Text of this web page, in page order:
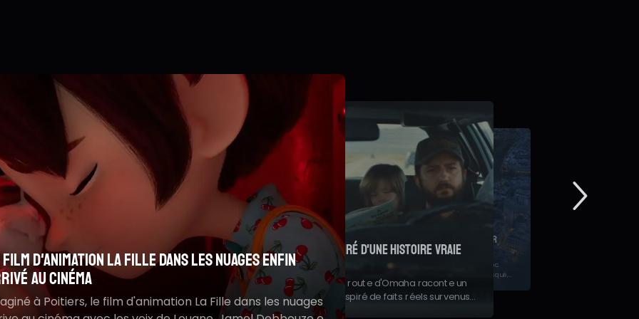
nuages enfin
Fille dans les nuages
Jamel Debbouze et
la route d'Omaha : inspiré d'une histoire vraie
à Deauville, Sur la route d'Omaha raconte un
Le nouveau Fantômas dévoile un premier teaser
mystérieux avec Guillaume Canet
Le nouveau Fantômas dévoile son premier teaser avec
Guillaume Canet dans le rôle du célèbre criminel masqué,
attendu au cinéma en 2027
Sorties cinéma France du 29 juillet 2026 : "Spider-
Man: Brand New Day", "Le Triangle d'or", "Les Matins
merveilleux"...
Retrouvez tous les nouveaux films à l'affiche en salles cette
semaine.